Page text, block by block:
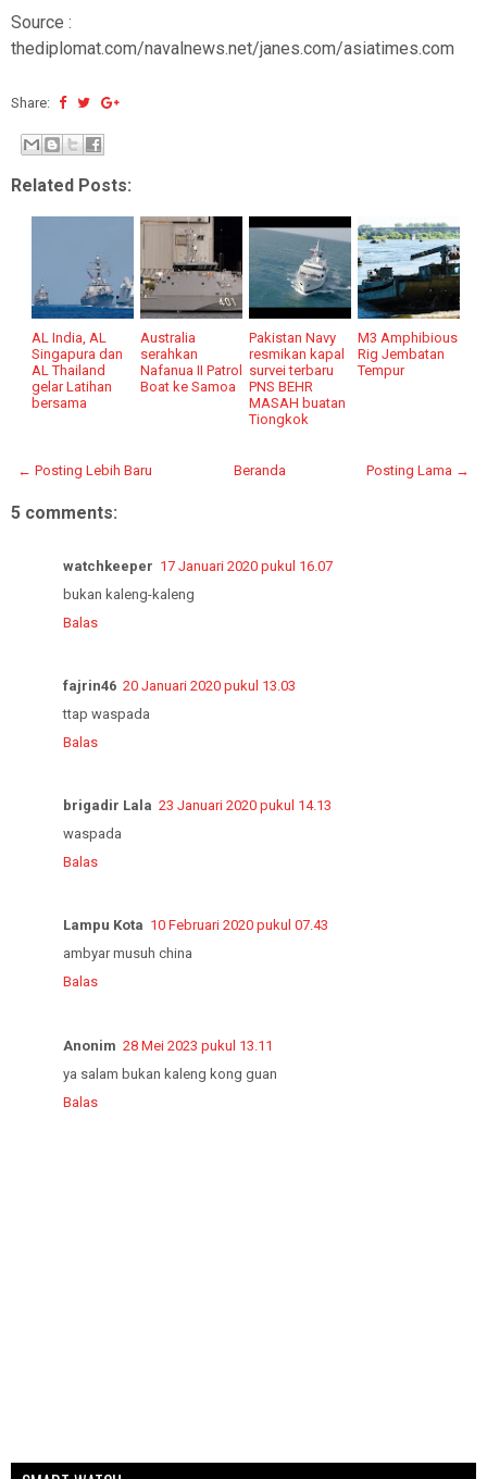
Source :
thediplomat.com/navalnews.net/janes.com/asiatimes.com
Share:
Related Posts:
AL India, AL
Singapura dan
AL Thailand
gelar Latihan
bersama
Australia
serahkan
Nafanua II Patrol
Boat ke Samoa
Pakistan Navy
resmikan kapal
survei terbaru
PNS BEHR
MASAH buatan
Tiongkok
M3 Amphibious
Rig Jembatan
Tempur
← Posting Lebih Baru Posting Lama →
Beranda
5 comments:
watchkeeper 17 Januari 2020 pukul 16.07
bukan kaleng-kaleng
Balas
fajrin46 20 Januari 2020 pukul 13.03
ttap waspada
Balas
brigadir Lala 23 Januari 2020 pukul 14.13
waspada
Balas
Lampu Kota 10 Februari 2020 pukul 07.43
ambyar musuh china
Balas
Anonim 28 Mei 2023 pukul 13.11
ya salam bukan kaleng kong guan
Balas